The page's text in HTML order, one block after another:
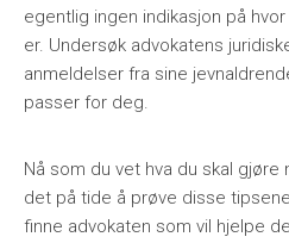
egentlig ingen indikasjon på
er. Undersøk advokatens
anmeldelser fra sine
passer for deg.
Nå som du vet hva du skal gjøre
det på tide å prøve disse
finne advokaten som vil hjelpe